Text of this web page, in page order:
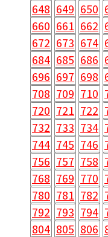
648 649 650
660 661 662
672 673 674
684 685 686
696 697 698
708 709 710
720 721 722
732 733 734
744 745 746
756 757 758
768 769 770
780 781 782
792 793 794
804 805 806